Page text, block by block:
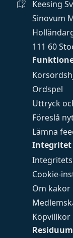
Ordspel
Uttryck
Föreslå
Lämna
Integritet
Cookie-
Om kakor
Köpvillkor
Residuum
Keesing
Sinovum
111 60